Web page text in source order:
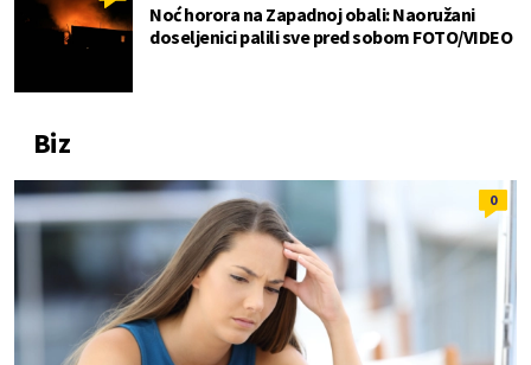
Noć horora na Zapadnoj obali: Naoružani
doseljenici palili sve pred sobom FOTO/VIDEO
Biz
0